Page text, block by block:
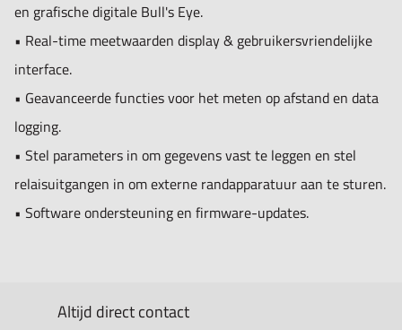
en grafische digitale Bull's Eye.
• Real-time meetwaarden display & gebruikersvriendelijke
interface.
• Geavanceerde functies voor het meten op afstand en data
logging.
• Stel parameters in om gegevens vast te leggen en stel
relaisuitgangen in om externe randapparatuur aan te sturen.
• Software ondersteuning en firmware-updates.
Altijd direct contact